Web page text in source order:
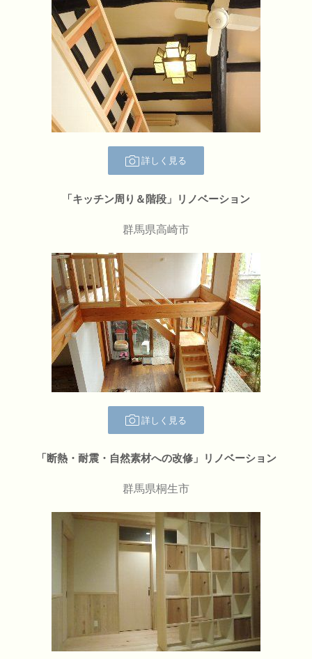
詳しく見る
「キッチン周り＆階段」リノベーション
群馬県高崎市
詳しく見る
「断熱・耐震・自然素材への改修」リノベーション
群馬県桐生市